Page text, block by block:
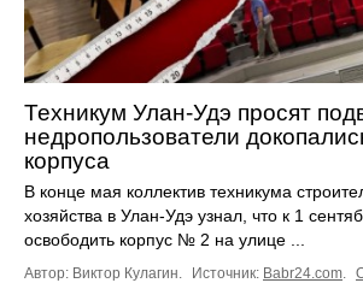
Техникум Улан-Удэ просят
недропользователи
корпуса
В конце мая коллектив техникума
хозяйства в Улан-Удэ узнал, что к 1
освободить корпус № 2 на улице ...
Автор: Виктор Кулагин. Источник: Babr24.com